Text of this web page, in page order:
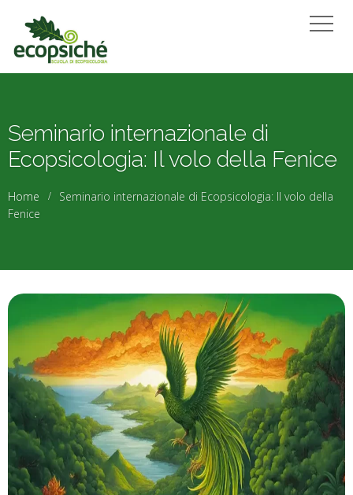
Seminario internazionale di
Ecopsicologia: Il volo della Fenice
Home
Seminario internazionale di Ecopsicologia: Il volo della
Fenice